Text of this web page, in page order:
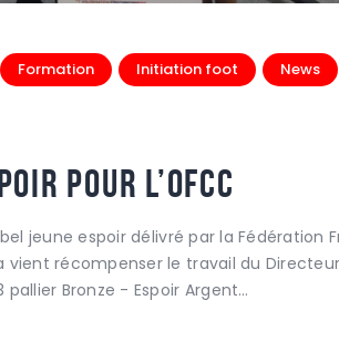
Formation Initiation foot
News
pour l’OFCC
jeune espoir délivré par la Fédération
vient récompenser le travail du
Bronze - Espoir Argent…